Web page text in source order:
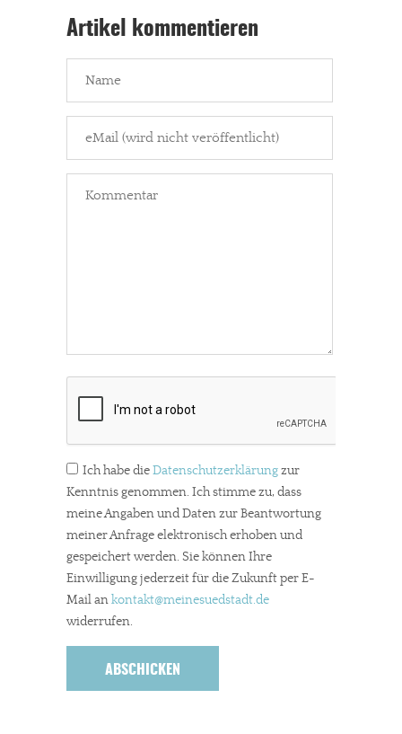
In eigener Sache
Dir gefällt unsere Arbeit?
Werbung. Beide Einnahmequellen sind in den letzten Monaten
stark zurückgegangen.
Solltest Du unsere unabhängige Berichterstattung schätzen,
kannst Du uns mit einer kleinen Spende unterstützen.
Artikel kommentieren
Ich habe dieDatenschutzerklärungzur
Kenntnis genommen. Ich stimme zu, dass
meine Angaben und Daten zur Beantwortung
meiner Anfrage elektronisch erhoben und
gespeichert werden. Sie können Ihre
Einwilligung jederzeit für die Zukunft per E-
Mail ankontakt@meinesuedstadt.de
widerrufen.